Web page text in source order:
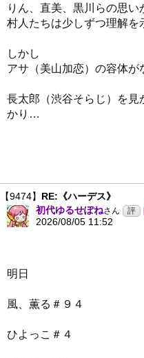
りん、直美、黒川らの思い
村人たちは少しずつ理解を
しかし
アサ（美山加恋）の容体が
長太郎（渋谷そらじ）を
かり…
【9474】 RE:《ハーデス》
初代ゆるせぽねさん
2026/08/05 11:52
明日
風、薫る＃９４
ひよっこ＃４